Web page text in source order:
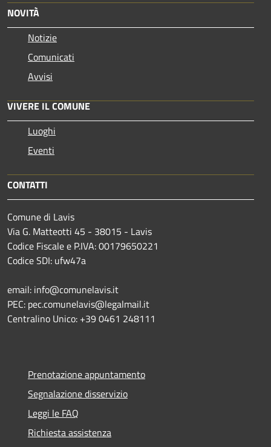
NOVITÀ
Notizie
Comunicati
Avvisi
VIVERE IL COMUNE
Luoghi
Eventi
CONTATTI
Comune di Lavis
Via G. Matteotti 45 - 38015 - Lavis
Codice Fiscale e P.IVA: 00179650221
Codice SDI: ufw47a
email: info@comunelavis.it
PEC: pec.comunelavis@legalmail.it
Centralino Unico: +39 0461 248111
Prenotazione appuntamento
Segnalazione disservizio
Leggi le FAQ
Richiesta assistenza